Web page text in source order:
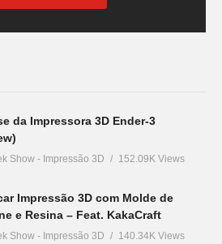
da Impressora 3D Ender-3
Show - Impressão 3D 152.09K Views
Impressão 3D com Molde de
e Resina – Feat. KakaCraft
Show - Impressão 3D 140.34K Views